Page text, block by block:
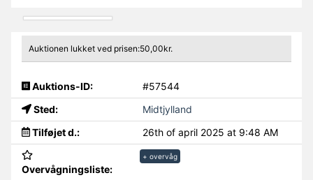
Auktionen lukket ved prisen:50,00kr.
Auktions-ID:
#57544
Sted:
Midtjylland
Tilføjet d.:
26th of april 2025 at 9:48 AM
Overvågningsliste:
+ overvåg